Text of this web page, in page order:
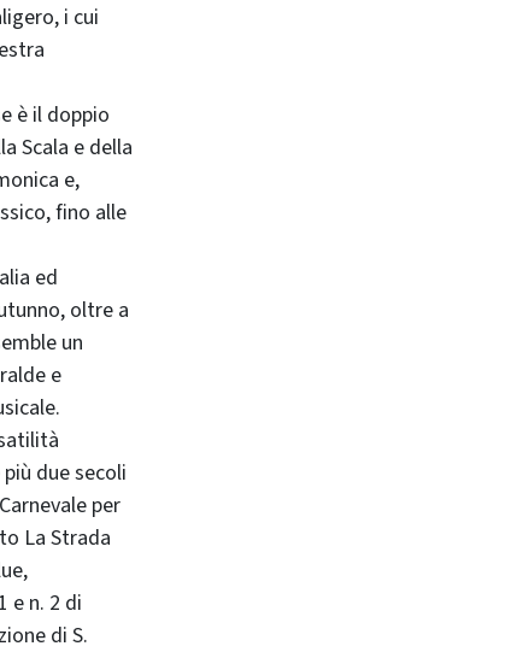
i cui
è il doppio
Scala e della
e,
fino alle
ed
oltre a
un
e
due secoli
per
La Strada
e n. 2 di
di S.